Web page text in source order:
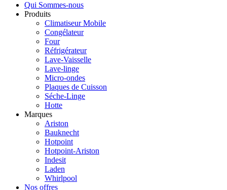
Qui Sommes-nous
Produits
Climatiseur Mobile
Congélateur
Four
Réfrigérateur
Lave-Vaisselle
Lave-linge
Micro-ondes
Plaques de Cuisson
Séche-Linge
Hotte
Marques
Ariston
Bauknecht
Hotpoint
Hotpoint-Ariston
Indesit
Laden
Whirlpool
Nos offres